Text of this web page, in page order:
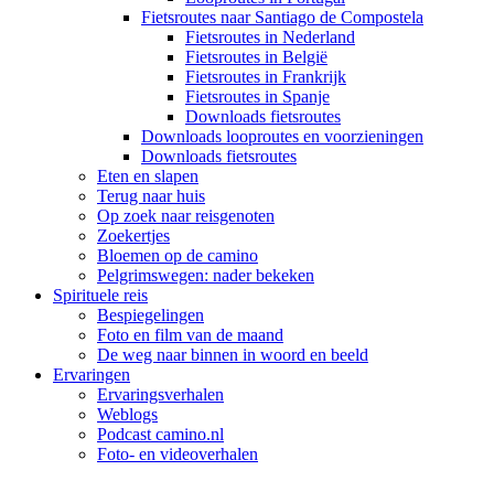
Fietsroutes naar Santiago de Compostela
Fietsroutes in Nederland
Fietsroutes in België
Fietsroutes in Frankrijk
Fietsroutes in Spanje
Downloads fietsroutes
Downloads looproutes en voorzieningen
Downloads fietsroutes
Eten en slapen
Terug naar huis
Op zoek naar reisgenoten
Zoekertjes
Bloemen op de camino
Pelgrimswegen: nader bekeken
Spirituele reis
Bespiegelingen
Foto en film van de maand
De weg naar binnen in woord en beeld
Ervaringen
Ervaringsverhalen
Weblogs
Podcast camino.nl
Foto- en videoverhalen